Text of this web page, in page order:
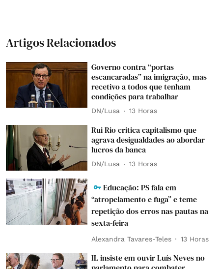
Artigos Relacionados
Governo contra “portas
escancaradas” na imigração, mas
recetivo a todos que tenham
condições para trabalhar
DN/Lusa 13 Horas
Rui Rio critica capitalismo que
agrava desigualdades ao abordar
lucros da banca
DN/Lusa 13 Horas
Educação: PS fala em
“atropelamento e fuga” e teme
repetição dos erros nas pautas na
sexta-feira
Alexandra Tavares-Teles 13 Horas
IL insiste em ouvir Luís Neves no